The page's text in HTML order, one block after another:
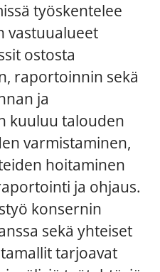
työskentelee
vastuualueet
ostosta
raportoinnin sekä
ja
kuuluu talouden
varmistaminen,
hoitaminen
ja ohjaus.
konsernin
sekä yhteiset
tarjoavat